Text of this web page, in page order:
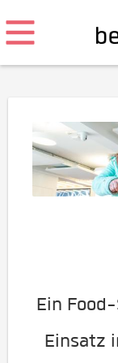
Ein
Einsatz